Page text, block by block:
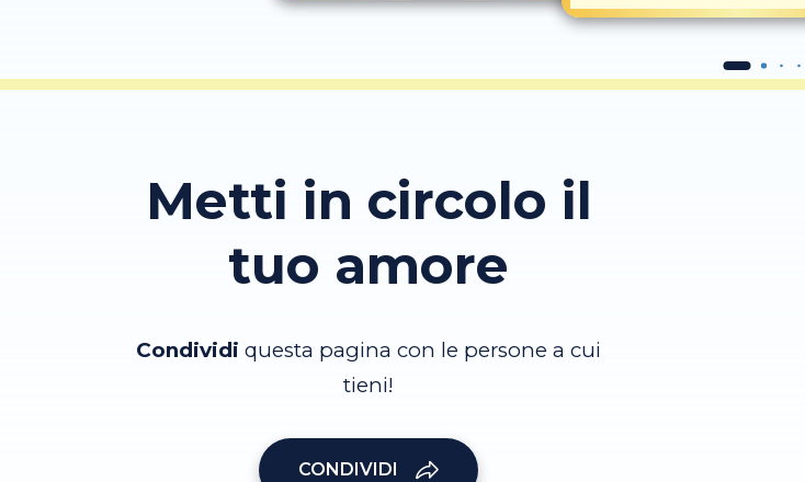
Metti in circolo il
tuo amore
Condividi questa pagina con le persone a cui
tieni!
CONDIVIDI